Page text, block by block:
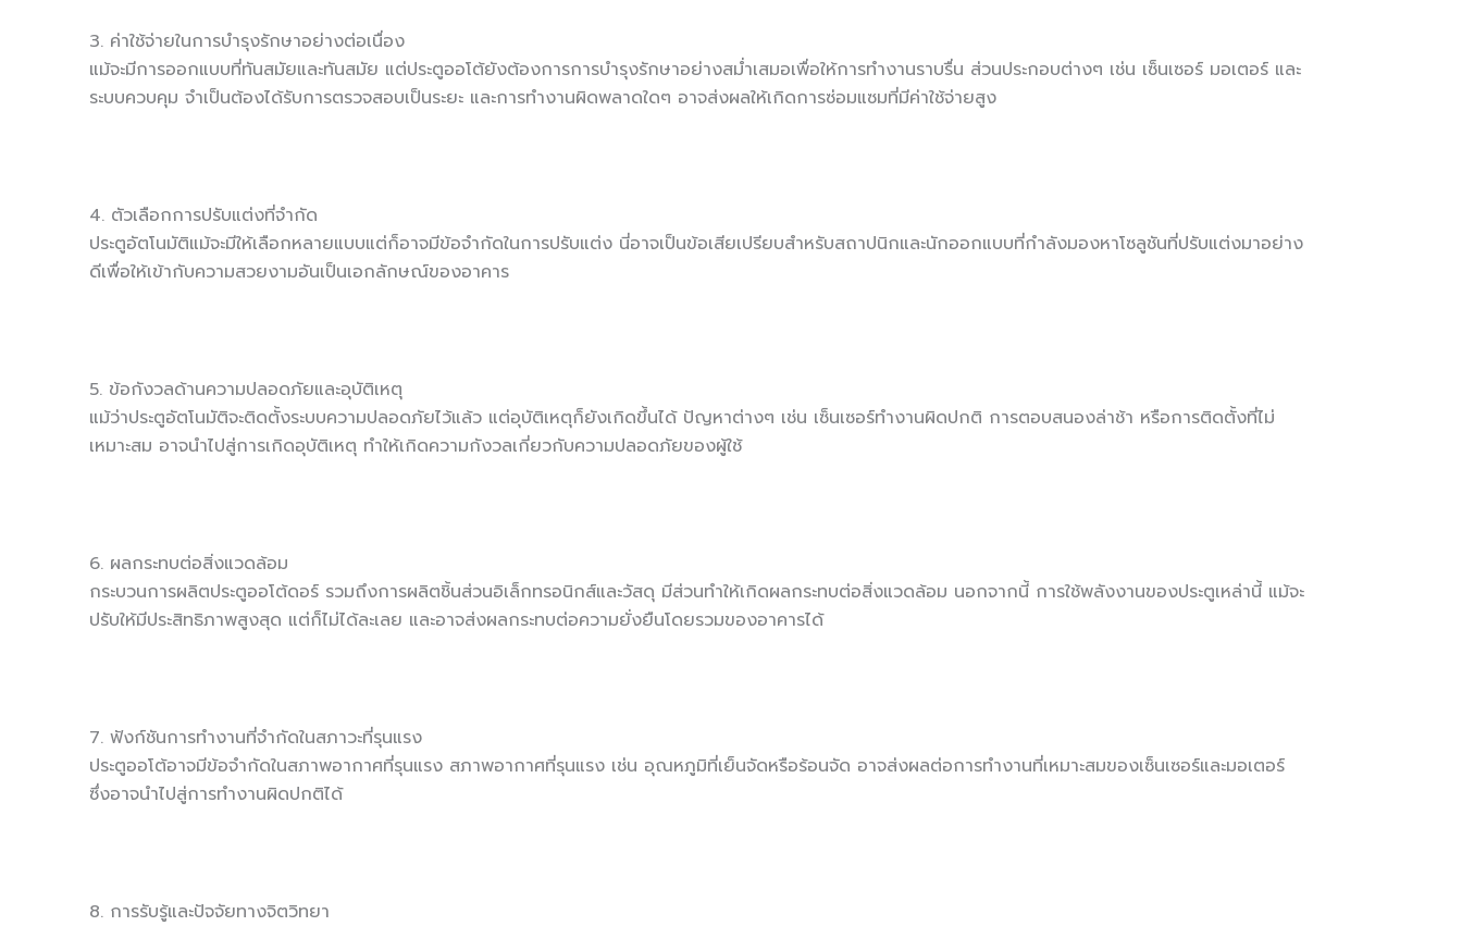
3. ค่าใช้จ่ายในการบำรุงรักษาอย่างต่อเนื่อง
แม้จะมีการออกแบบที่ทันสมัยและทันสมัย แต่ประตูออโต้ยังต้องการการบำรุงรักษาอย่างสม่ำเสมอเพื่อให้การทำงานราบรื่น ส่วนประกอบต่างๆ เช่น เซ็นเซอร์ มอเตอร์ และ
ระบบควบคุม จำเป็นต้องได้รับการตรวจสอบเป็นระยะ และการทำงานผิดพลาดใดๆ อาจส่งผลให้เกิดการซ่อมแซมที่มีค่าใช้จ่ายสูง
4. ตัวเลือกการปรับแต่งที่จำกัด
ประตูอัตโนมัติแม้จะมีให้เลือกหลายแบบแต่ก็อาจมีข้อจำกัดในการปรับแต่ง นี่อาจเป็นข้อเสียเปรียบสำหรับสถาปนิกและนักออกแบบที่กำลังมองหาโซลูชันที่ปรับแต่งมาอย่าง
ดีเพื่อให้เข้ากับความสวยงามอันเป็นเอกลักษณ์ของอาคาร
5. ข้อกังวลด้านความปลอดภัยและอุบัติเหตุ
แม้ว่าประตูอัตโนมัติจะติดตั้งระบบความปลอดภัยไว้แล้ว แต่อุบัติเหตุก็ยังเกิดขึ้นได้ ปัญหาต่างๆ เช่น เซ็นเซอร์ทำงานผิดปกติ การตอบสนองล่าช้า หรือการติดตั้งที่ไม่
เหมาะสม อาจนำไปสู่การเกิดอุบัติเหตุ ทำให้เกิดความกังวลเกี่ยวกับความปลอดภัยของผู้ใช้
6. ผลกระทบต่อสิ่งแวดล้อม
กระบวนการผลิตประตูออโต้ดอร์ รวมถึงการผลิตชิ้นส่วนอิเล็กทรอนิกส์และวัสดุ มีส่วนทำให้เกิดผลกระทบต่อสิ่งแวดล้อม นอกจากนี้ การใช้พลังงานของประตูเหล่านี้ แม้จะ
ปรับให้มีประสิทธิภาพสูงสุด แต่ก็ไม่ได้ละเลย และอาจส่งผลกระทบต่อความยั่งยืนโดยรวมของอาคารได้
7. ฟังก์ชันการทำงานที่จำกัดในสภาวะที่รุนแรง
ประตูออโต้อาจมีข้อจำกัดในสภาพอากาศที่รุนแรง สภาพอากาศที่รุนแรง เช่น อุณหภูมิที่เย็นจัดหรือร้อนจัด อาจส่งผลต่อการทำงานที่เหมาะสมของเซ็นเซอร์และมอเตอร์
ซึ่งอาจนำไปสู่การทำงานผิดปกติได้
8. การรับรู้และปัจจัยทางจิตวิทยา